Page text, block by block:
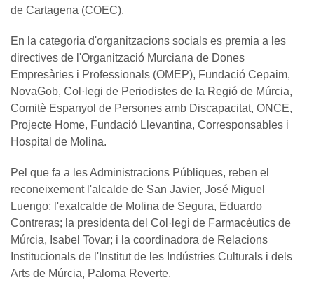
de Cartagena (COEC).
En la categoria d'organitzacions socials es premia a les
directives de l'Organització Murciana de Dones
Empresàries i Professionals (OMEP), Fundació Cepaim,
NovaGob, Col·legi de Periodistes de la Regió de Múrcia,
Comitè Espanyol de Persones amb Discapacitat, ONCE,
Projecte Home, Fundació Llevantina, Corresponsables i
Hospital de Molina.
Pel que fa a les Administracions Públiques, reben el
reconeixement l'alcalde de San Javier, José Miguel
Luengo; l'exalcalde de Molina de Segura, Eduardo
Contreras; la presidenta del Col·legi de Farmacèutics de
Múrcia, Isabel Tovar; i la coordinadora de Relacions
Institucionals de l'Institut de les Indústries Culturals i dels
Arts de Múrcia, Paloma Reverte.